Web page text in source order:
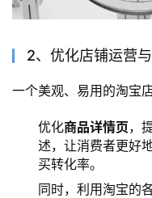
2、优化店铺运营与
一个美观、易用的淘宝
优化商品详情页，
述，让消费者更好
买转化率。
同时，利用淘宝的